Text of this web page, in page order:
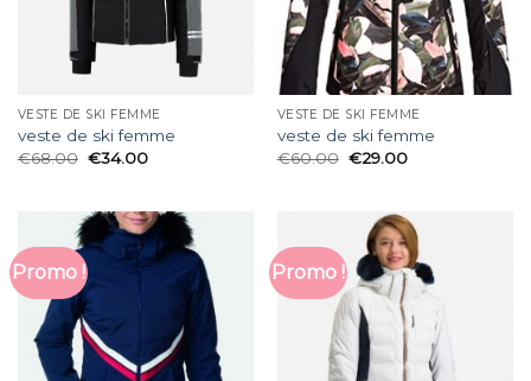
VESTE DE SKI FEMME
veste de ski femme
€68.00 €34.00
VESTE DE SKI FEMME
veste de ski femme
€60.00 €29.00
Promo ! Promo !